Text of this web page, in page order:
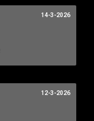
14-3-2026
12-3-2026